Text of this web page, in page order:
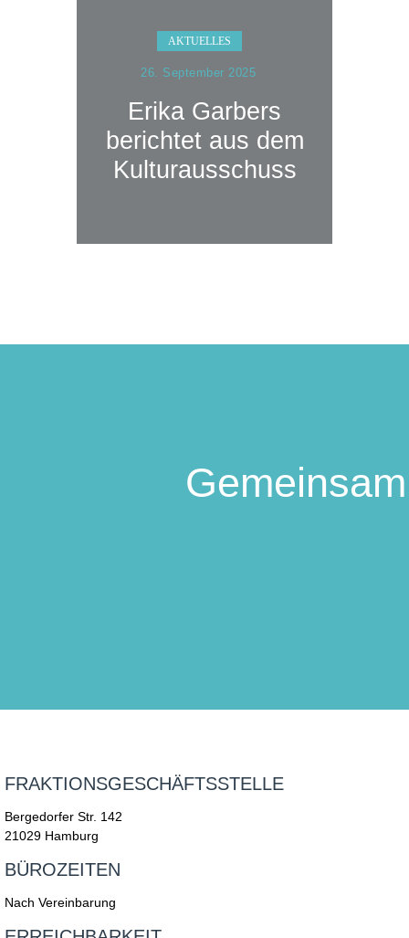
AKTUELLES
26. September 2025
Erika Garbers
berichtet aus dem
Kulturausschuss
FRAKTIONSGESCHÄFTSSTELLE
Bergedorfer Str. 142
21029 Hamburg
BÜROZEITEN
Nach Vereinbarung